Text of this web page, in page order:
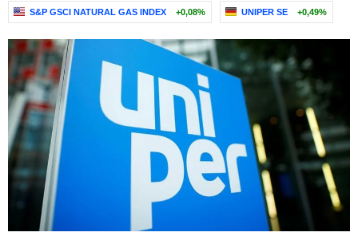
S&P GSCI NATURAL GAS INDEX +0,08% UNIPER SE +0,49%